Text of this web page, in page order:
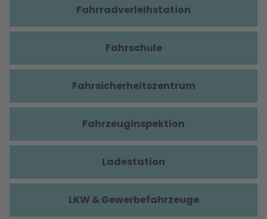
Fahrradverleihstation
Fahrschule
Fahrsicherheitszentrum
Fahrzeuginspektion
Ladestation
LKW & Gewerbefahrzeuge